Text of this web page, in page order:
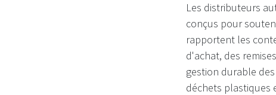
Les distributeurs
conçus pour
rapportent les
d'achat, des
gestion durable
déchets plastiques